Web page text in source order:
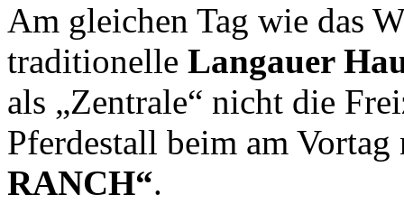
Am gleichen Tag wie das
traditionelle Langauer
als „Zentrale“ nicht die
Pferdestall beim am
RANCH“.